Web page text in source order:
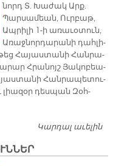
նորդ Տ. Խա­ժակ Արք.
Պար­սա­մեան, Ուր­բաթ,
Ապ­րի­լի 1-ի ա­ռա­ւօ­տուն,
Ա­ռաջ­նոր­դա­րա­նի դահ­լի­
Հա­յաս­տա­նի Հան­րա­
Հ­րա­նոյշ Յա­կո­բեա­
Հան­րա­պե­տու­
լիա­զօր դես­պան Զօհ­
Կարդալ աւելին